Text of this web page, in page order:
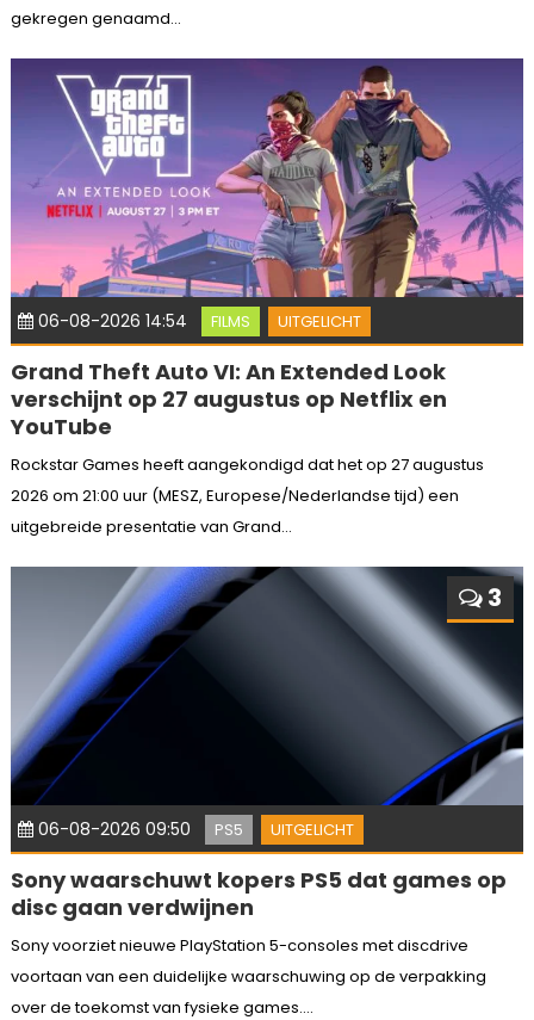
gekregen genaamd...
06-08-2026 14:54 FILMS UITGELICHT
Grand Theft Auto VI: An Extended Look
verschijnt op 27 augustus op Netflix en
YouTube
Rockstar Games heeft aangekondigd dat het op 27 augustus
2026 om 21:00 uur (MESZ, Europese/Nederlandse tijd) een
uitgebreide presentatie van Grand...
3
06-08-2026 09:50 PS5 UITGELICHT
Sony waarschuwt kopers PS5 dat games op
disc gaan verdwijnen
Sony voorziet nieuwe PlayStation 5-consoles met discdrive
voortaan van een duidelijke waarschuwing op de verpakking
over de toekomst van fysieke games....